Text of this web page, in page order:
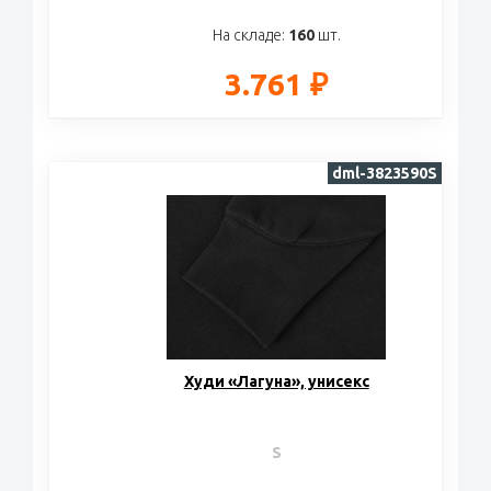
На складе: 160шт.
3.761 ₽
Худи «Лагуна», унисекс
S
dml-3823590S